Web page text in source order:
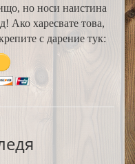
но носи наистина
Ако харесвате това,
с дарение тук: